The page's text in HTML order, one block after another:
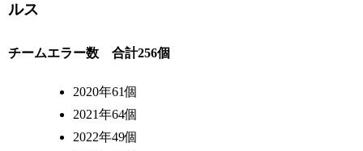
ルス
チームエラー数 合計256個
2020年61個
2021年64個
2022年49個